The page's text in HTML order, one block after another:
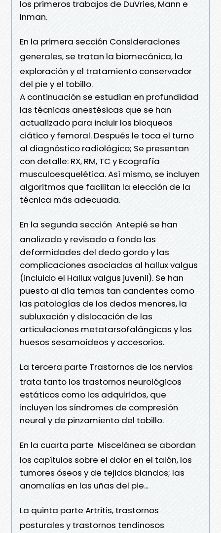
los primeros trabajos de DuVries, Mann e
Inman.
En la primera sección Consideraciones
generales, se tratan la biomecánica, la
exploración y el tratamiento conservador
del pie y el tobillo.
A continuación se estudian en profundidad
las técnicas anestésicas que se han
actualizado para incluir los bloqueos
ciático y femoral. Después le toca el turno
al diagnóstico radiológico; Se presentan
con detalle: RX, RM, TC y Ecografía
musculoesquelética. Así mismo, se incluyen
algoritmos que facilitan la elección de la
técnica más adecuada.
En la segunda sección  Antepié se han
analizado y revisado a fondo las
deformidades del dedo gordo y las
complicaciones asociadas al hallux valgus
(incluido el Hallux valgus juvenil). Se han
puesto al día temas tan candentes como
las patologías de los dedos menores, la
subluxación y dislocación de las
articulaciones metatarsofalángicas y los
huesos sesamoideos y accesorios.
La tercera parte Trastornos de los nervios
trata tanto los trastornos neurológicos
estáticos como los adquiridos, que
incluyen los síndromes de compresión
neural y de pinzamiento del tobillo.
En la cuarta parte  Miscelánea se abordan
los capítulos sobre el dolor en el talón, los
tumores óseos y de tejidos blandos; las
anomalías en las uñas del pie...
La quinta parte Artritis, trastornos
posturales y trastornos tendinosos